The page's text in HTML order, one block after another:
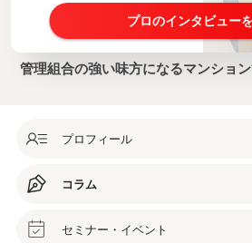
プロのインタビュー
管理組合の強い味方になるマンショ
プロフィール
コラム
セミナー・イベント